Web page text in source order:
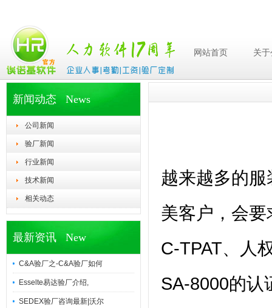
网站首页 关
新闻动态 News
公司新闻
验厂新闻
行业新闻
技术新闻
相关动态
最新资讯 New
C&A验厂之-C&A验厂如何
Esselte易达验厂介绍,
SEDEX验厂咨询最新|沃尔
越来越多的
美客户，会
C-TPAT、人
SA-8000的认